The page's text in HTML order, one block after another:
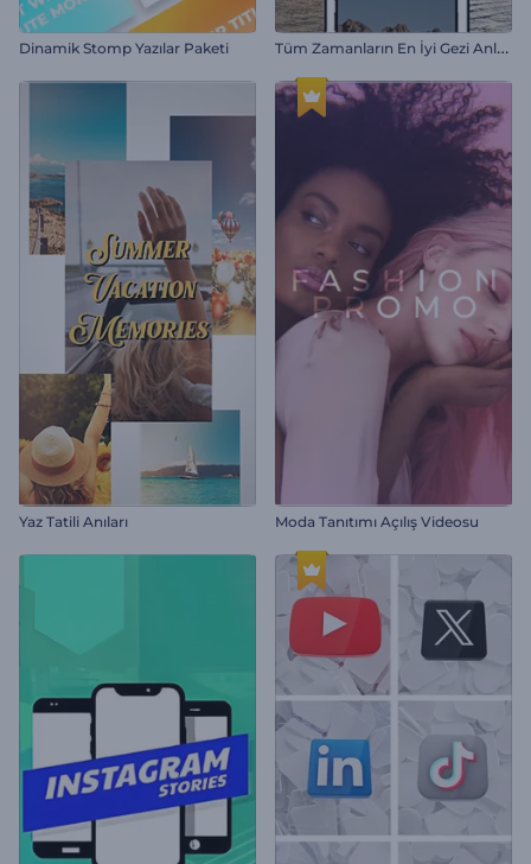
Dinamik Stomp Yazılar Paketi T
üm Zamanların En İyi Gezi Anları
Yaz Tatili Anıları Moda Tanıtımı Açılış Videosu